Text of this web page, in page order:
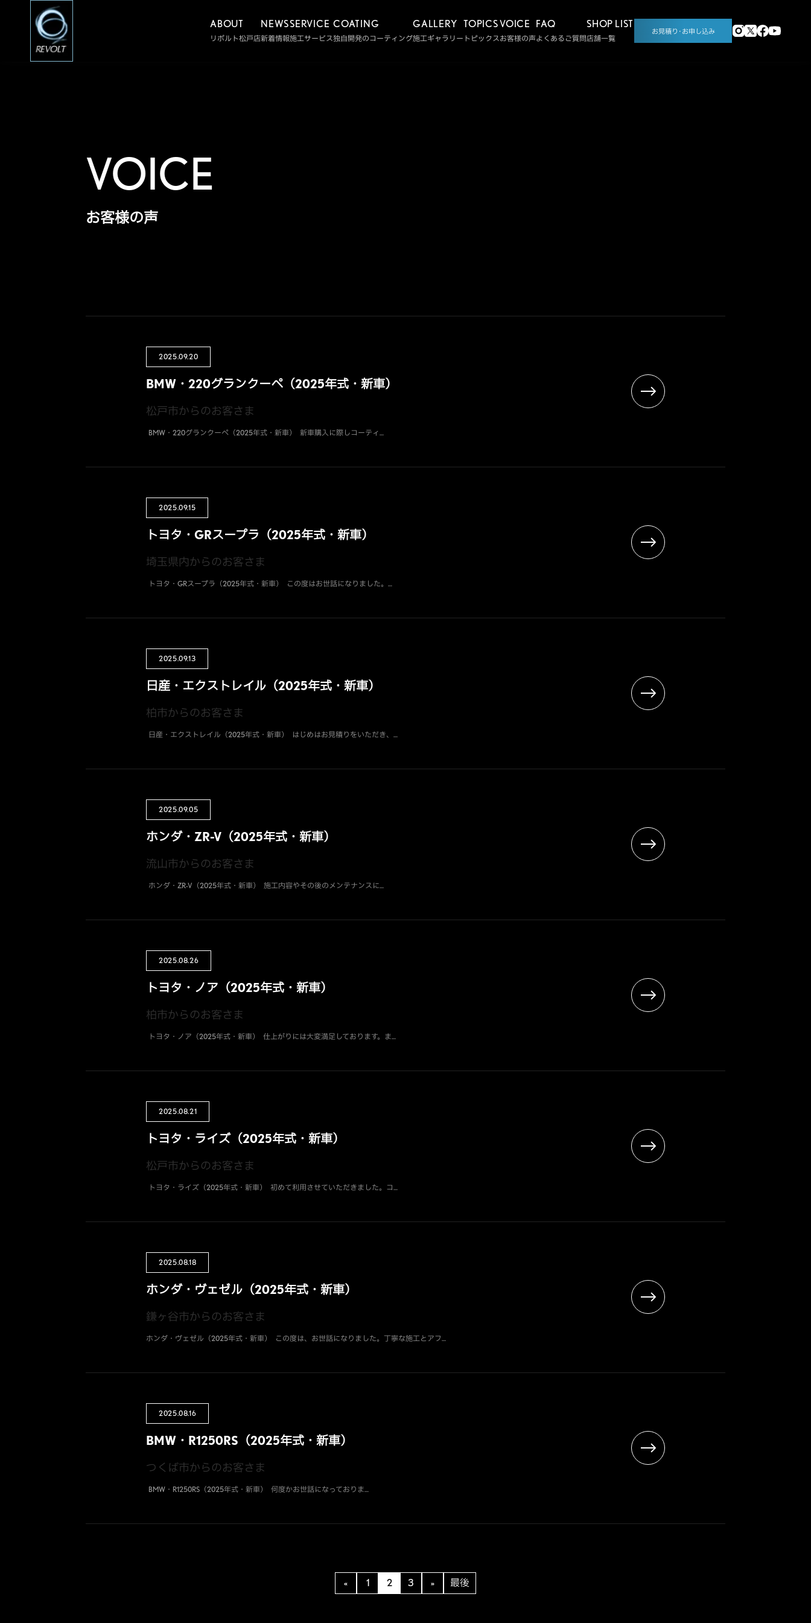
ABOUT
リボルト松戸店
NEWS
新着情報
SERVICE
施工サービス
COATING
独自開発のコーティング
GALLERY
施工ギャラリー
TOPICS
トピックス
VOICE
お客様の声
FAQ
よくあるご質問
SHOP LIST
店舗一覧
お見積り･お申し込み
VOICE
お客様の声
2025.09.20
BMW・220グランクーペ（2025年式・新車）
松戸市からのお客さま
BMW・220グランクーペ（2025年式・新車） 新車購入に際しコーティ…
2025.09.15
トヨタ・GRスープラ（2025年式・新車）
埼玉県内からのお客さま
トヨタ・GRスープラ（2025年式・新車） この度はお世話になりました。…
2025.09.13
日産・エクストレイル（2025年式・新車）
柏市からのお客さま
日産・エクストレイル（2025年式・新車） はじめはお見積りをいただき、…
2025.09.05
ホンダ・ZR-V（2025年式・新車）
流山市からのお客さま
ホンダ・ZR-V（2025年式・新車） 施工内容やその後のメンテナンスに…
2025.08.26
トヨタ・ノア（2025年式・新車）
柏市からのお客さま
トヨタ・ノア（2025年式・新車） 仕上がりには大変満足しております。ま…
2025.08.21
トヨタ・ライズ（2025年式・新車）
松戸市からのお客さま
トヨタ・ライズ（2025年式・新車） 初めて利用させていただきました。コ…
2025.08.18
ホンダ・ヴェゼル（2025年式・新車）
鎌ヶ谷市からのお客さま
ホンダ・ヴェゼル（2025年式・新車） この度は、お世話になりました。丁寧な施工とアフ…
2025.08.16
BMW・R1250RS（2025年式・新車）
つくば市からのお客さま
BMW・R1250RS（2025年式・新車） 何度かお世話になっておりま…
« 1 2 3 » 最後